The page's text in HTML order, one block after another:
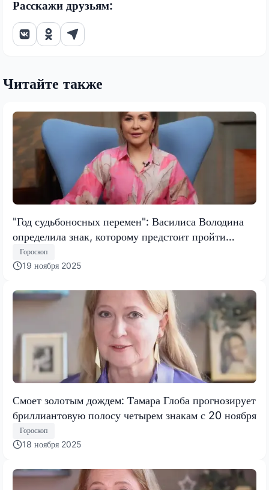
Расскажи друзьям:
Читайте также
"Год судьбоносных перемен": Василиса Володина
определила знак, которому предстоит пройти
испытание, меняющее все
Гороскоп
19 ноября 2025
Смоет золотым дождем: Тамара Глоба прогнозирует
бриллиантовую полосу четырем знакам с 20 ноября
Гороскоп
18 ноября 2025